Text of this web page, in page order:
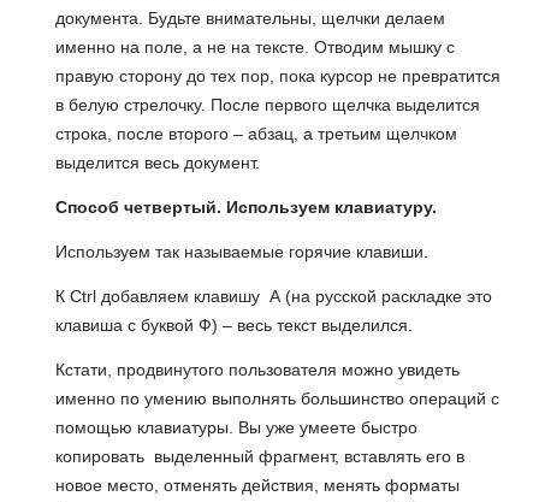
документа. Будьте внимательны, щелчки делаем
именно на поле, а не на тексте. Отводим мышку с
правую сторону до тех пор, пока курсор не превратится
в белую стрелочку. После первого щелчка выделится
строка, после второго – абзац, а третьим щелчком
выделится весь документ.
Способ четвертый. Используем клавиатуру.
Используем так называемые горячие клавиши.
К Ctrl добавляем клавишу А (на русской раскладке это
клавиша с буквой Ф) – весь текст выделился.
Кстати, продвинутого пользователя можно увидеть
именно по умению выполнять большинство операций с
помощью клавиатуры. Вы уже умеете быстро
копировать выделенный фрагмент, вставлять его в
новое место, отменять действия, менять форматы